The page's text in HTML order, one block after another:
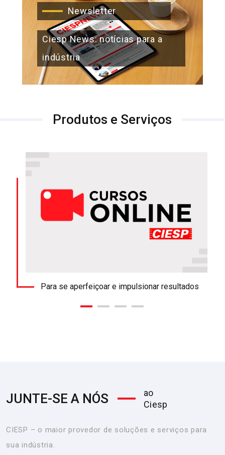
Newsletter
Ciesp News: notícias para a
indústria
Produtos e Serviços
Para se aperfeiçoar e impulsionar resultados
JUNTE-SE A NÓS
ao
Ciesp
CIESP – o maior provedor de soluções e serviços para
sua indústria.